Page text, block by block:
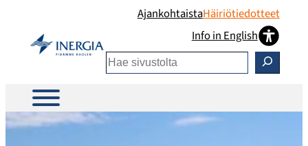
AjankohtaistaHäiriötiedotteet
Info in English
Etsi